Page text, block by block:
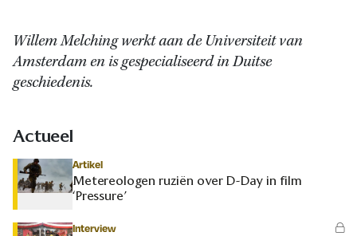
Willem Melching werkt aan de Universiteit van
Amsterdam en is gespecialiseerd in Duitse
geschiedenis.
Actueel
Artikel
Metereologen ruziën over D-Day in film
‘Pressure’
Interview